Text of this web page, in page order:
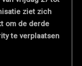
ziet zich
om de derde
te verplaatsen